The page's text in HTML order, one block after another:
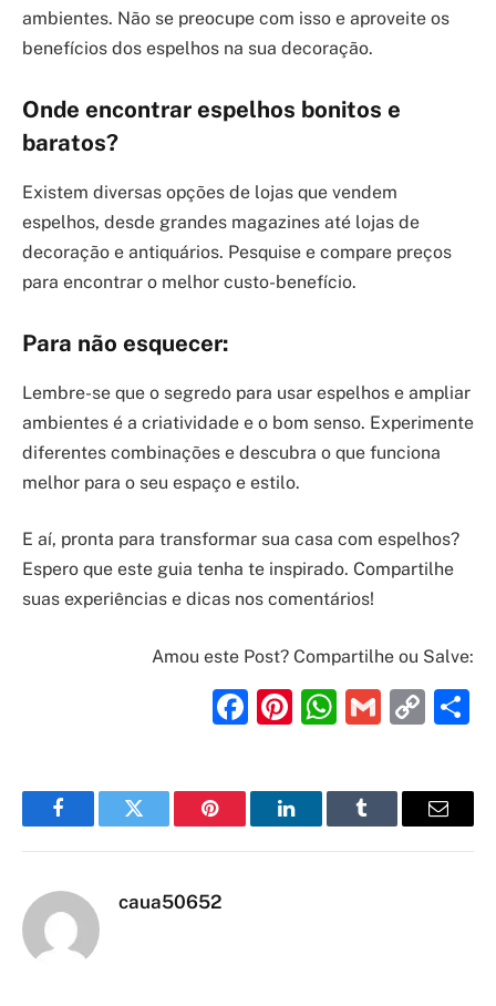
ambientes. Não se preocupe com isso e aproveite os
benefícios dos espelhos na sua decoração.
Onde encontrar espelhos bonitos e
baratos?
Existem diversas opções de lojas que vendem
espelhos, desde grandes magazines até lojas de
decoração e antiquários. Pesquise e compare preços
para encontrar o melhor custo-benefício.
Para não esquecer:
Lembre-se que o segredo para usar espelhos e ampliar
ambientes é a criatividade e o bom senso. Experimente
diferentes combinações e descubra o que funciona
melhor para o seu espaço e estilo.
E aí, pronta para transformar sua casa com espelhos?
Espero que este guia tenha te inspirado. Compartilhe
suas experiências e dicas nos comentários!
Amou este Post? Compartilhe ou Salve:
Facebook
Pinterest
Gmail
FacebookTwitter Pinterest LinkedInTumblr Email
caua50652